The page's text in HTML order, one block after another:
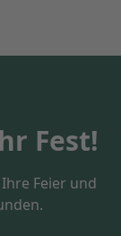
Fest!
Feier und